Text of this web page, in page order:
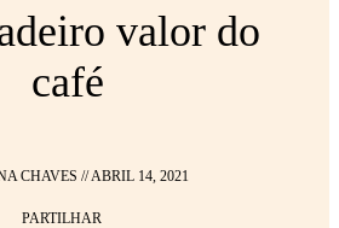
valor do
café
CHAVES //ABRIL 14, 2021
PARTILHAR